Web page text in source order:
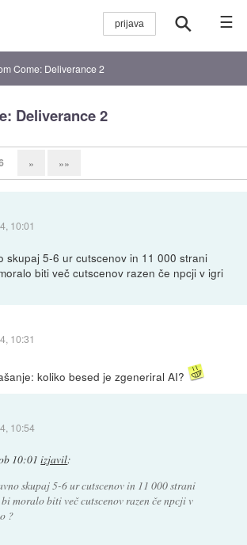
☰
Come: Deliverance 2
Deliverance 2
» »»
10:01
skupaj 5-6 ur cutscenov in 11 000 strani
biti več cutscenov razen če npcji v igri
10:31
koliko besed je zgeneriral AI?
10:54
10:01 izjavil:
skupaj 5-6 ur cutscenov in 11 000 strani
moralo biti več cutscenov razen če npcji v
?